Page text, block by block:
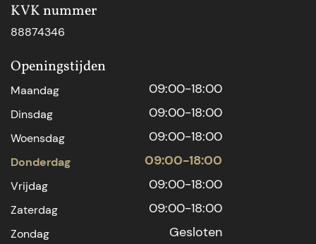
KVK nummer
88874346
Openingstijden
Maandag 09:00-18:00
Dinsdag 09:00-18:00
Woensdag 09:00-18:00
Donderdag 09:00-18:00
Vrijdag 09:00-18:00
Zaterdag 09:00-18:00
Zondag Gesloten